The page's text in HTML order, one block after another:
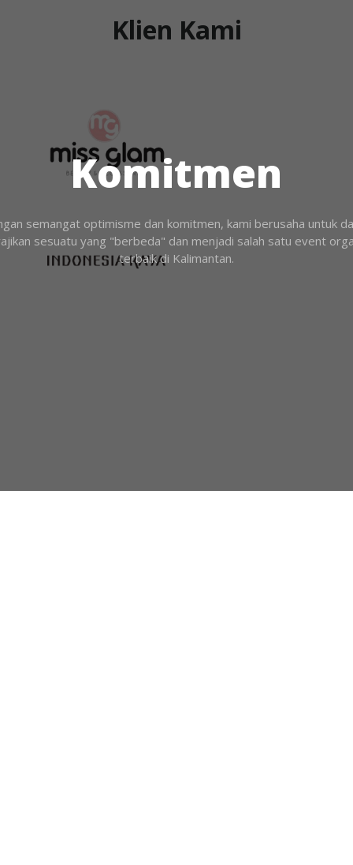
Komitmen
semangat optimisme dan komitmen, kami berusaha untuk
sesuatu yang "berbeda" dan menjadi salah satu event
terbaik di Kalimantan.
Klien Kami